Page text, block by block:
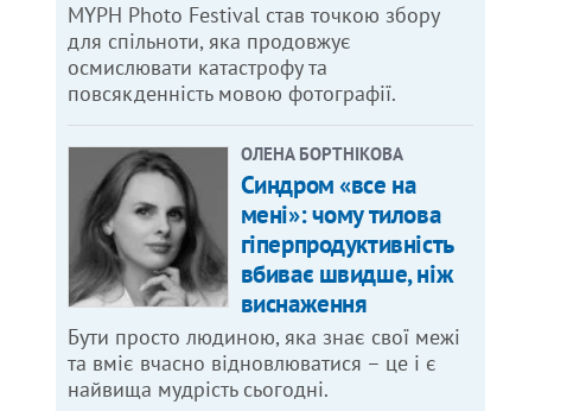
MYPH Photo Festival став точкою збору
для спільноти, яка продовжує
осмислювати катастрофу та
повсякденність мовою фотографії.
ОЛЕНА БОРТНІКОВА
Синдром «все на
мені»: чому тилова
гіперпродуктивність
вбиває швидше, ніж
виснаження
Бути просто людиною, яка знає свої межі
та вміє вчасно відновлюватися – це і є
найвища мудрість сьогодні.